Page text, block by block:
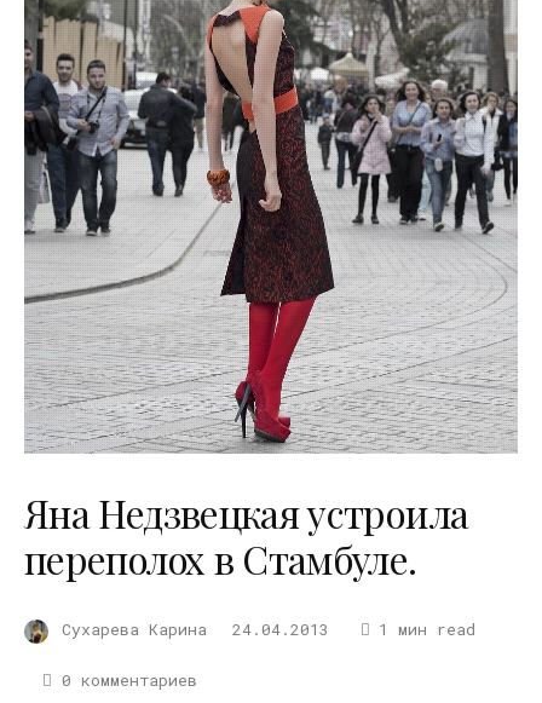
Яна Недзвецкая устроила
переполох в Стамбуле.
Сухарева Карина 24.04.2013 1 мин read
0 комментариев